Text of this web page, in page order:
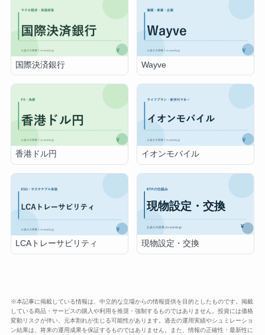
国際決済銀行 Wayve
香港ドル円 イオンモバイル
LCAトレーサビリティ 現物設定・交換
※本記事に掲載している情報は、中立的な立場からの情報提供を目的としたものです。掲載
している商品・サービスの購入や利用を推奨・強制するものではありません。投資には価格
変動リスクが伴い、元本割れが生じる可能性があります。過去の運用実績やシュミレーショ
ン結果は、将来の運用成果を保証するものではありません。また、情報の正確性・最新性に